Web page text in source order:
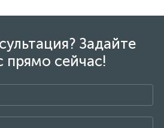
Задайте
прямо сейчас!